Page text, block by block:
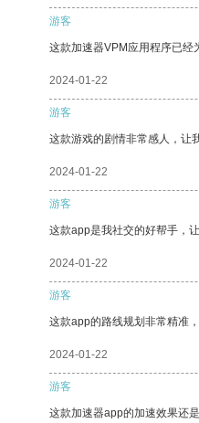
游客
这款加速器VPM应用程序已经
2024-01-22
游客
这款游戏的剧情非常感人，让
2024-01-22
游客
这款app是我社交的好帮手，
2024-01-22
游客
这款app的路线规划非常精准
2024-01-22
游客
这款加速器app的加速效果还